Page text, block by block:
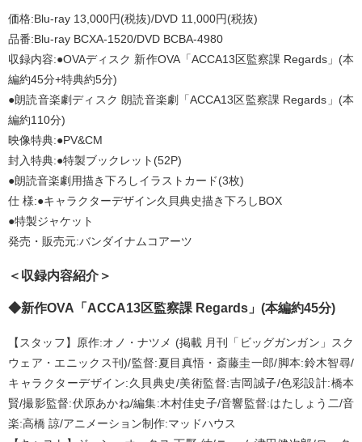
価格:Blu-ray 13,000円(税抜)/DVD 11,000円(税抜)
品番:Blu-ray BCXA-1520/DVD BCBA-4980
収録内容:●OVAディスク 新作OVA「ACCA13区監察課 Regards」(本
編約45分+特典約5分)
●朗読音楽劇ディスク 朗読音楽劇「ACCA13区監察課 Regards」(本
編約110分)
映像特典:●PV&CM
封入特典:●特製ブックレット(52P)
●朗読音楽劇用描き下ろしイラストカード(3枚)
仕 様:●キャラクターデザイン久貝典史描き下ろしBOX
●特製ジャケット
発売・販売元:バンダイナムコアーツ
＜収録内容紹介＞
◆新作OVA「ACCA13区監察課 Regards」(本編約45分)
【スタッフ】原作:オノ・ナツメ (掲載 月刊「ビッグガンガン」スク
ウェア・エニックス刊)/監督:夏目真悟・斎藤圭一郎/脚本:鈴木智尋/
キャラクターデザイン:久貝典史/美術監督:吉岡誠子/色彩設計:橋本
賢/撮影監督:伏原あかね/編集:木村佳史子/音響監督:はたしょう二/音
楽:高橋 諒/アニメーション制作:マッドハウス